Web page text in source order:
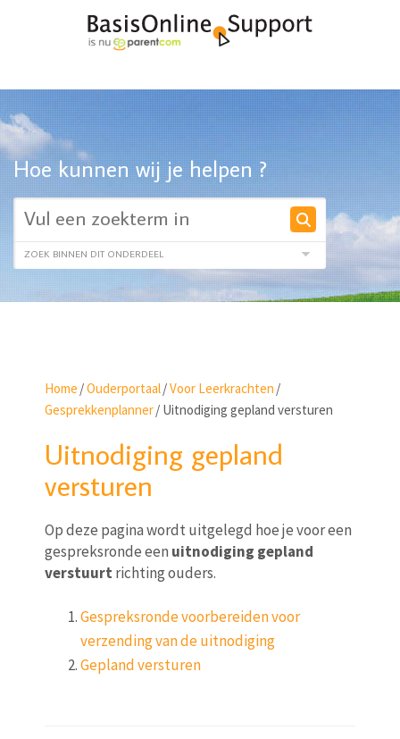
Hoe kunnen wij je helpen ?
Home /Ouderportaal/Voor Leerkrachten /
Gesprekkenplanner/ Uitnodiging gepland versturen
Uitnodiging gepland
versturen
Op deze pagina wordt uitgelegd hoe je voor een
gespreksronde een uitnodiging gepland
verstuurt richting ouders.
Gespreksronde voorbereiden voor
verzending van de uitnodiging
Gepland versturen